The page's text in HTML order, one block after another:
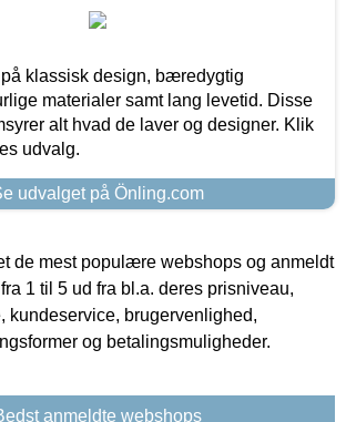
klassisk design, bæredygtig
materialer samt lang levetid. Disse
alt hvad de laver og designer. Klik
udvalg.
udvalget på Önling.com
de mest populære webshops og anmeldt
1 til 5 ud fra bl.a. deres prisniveau,
kundeservice, brugervenlighed,
og betalingsmuligheder.
anmeldte webshops